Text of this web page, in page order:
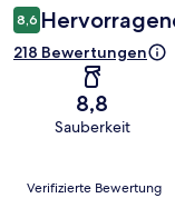
8,6
218 Bewertungen
8,8
Sauberkeit
Bewertungen
Verifizierte Bewertung